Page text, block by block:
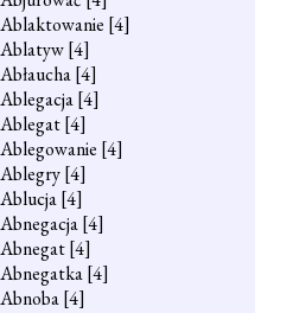
Ablaktowanie [4]
Ablatyw[4]
Abłaucha[4]
Ablegacja[4]
Ablegat[4]
Ablegowanie [4]
Ablegry[4]
Ablucja[4]
Abnegacja[4]
Abnegat[4]
Abnegatka[4]
Abnoba[4]